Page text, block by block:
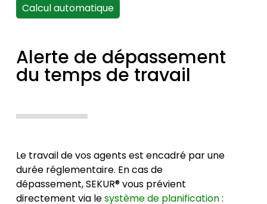
Calcul automatique
Alerte de dépassement
du temps de travail
Le travail de vos agents est encadré par une
durée réglementaire. En cas de
dépassement, SEKUR® vous prévient
directement via lesystème de planification: